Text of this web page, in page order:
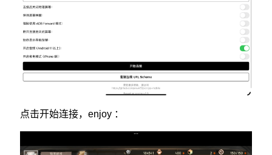
点击开始连接，enjoy ：